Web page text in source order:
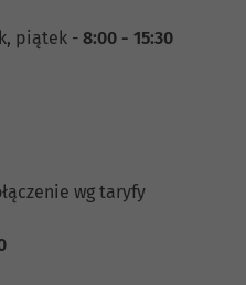
piątek - 8:00 - 15:30
wg taryfy